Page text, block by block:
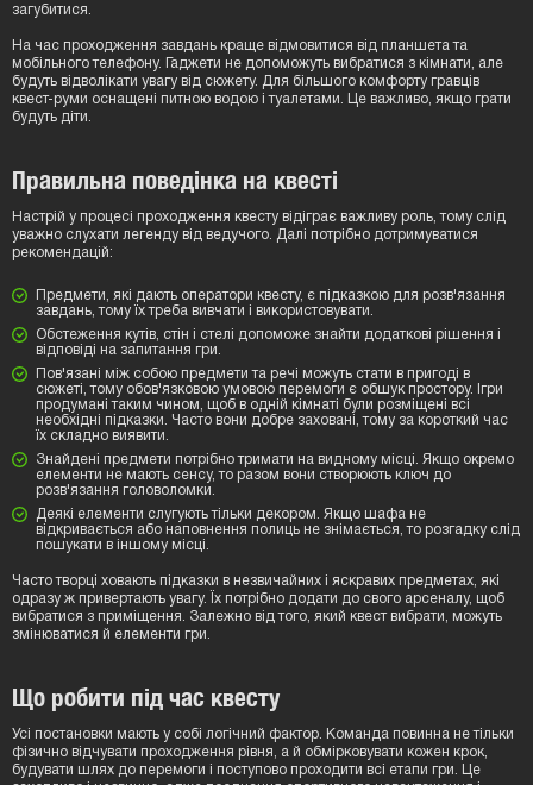
загубитися.
На час проходження завдань краще відмовитися від планшета та
мобільного телефону. Гаджети не допоможуть вибратися з кімнати, але
будуть відволікати увагу від сюжету. Для більшого комфорту гравців
квест-руми оснащені питною водою і туалетами. Це важливо, якщо грати
будуть діти.
Правильна поведінка на квесті
Настрій у процесі проходження квесту відіграє важливу роль, тому слід
уважно слухати легенду від ведучого. Далі потрібно дотримуватися
рекомендацій:
Предмети, які дають оператори квесту, є підказкою для розв'язання
завдань, тому їх треба вивчати і використовувати.
Обстеження кутів, стін і стелі допоможе знайти додаткові рішення і
відповіді на запитання гри.
Пов'язані між собою предмети та речі можуть стати в пригоді в
сюжеті, тому обов'язковою умовою перемоги є обшук простору. Ігри
продумані таким чином, щоб в одній кімнаті були розміщені всі
необхідні підказки. Часто вони добре заховані, тому за короткий час
їх складно виявити.
Знайдені предмети потрібно тримати на видному місці. Якщо окремо
елементи не мають сенсу, то разом вони створюють ключ до
розв'язання головоломки.
Деякі елементи слугують тільки декором. Якщо шафа не
відкривається або наповнення полиць не знімається, то розгадку слід
пошукати в іншому місці.
Часто творці ховають підказки в незвичайних і яскравих предметах, які
одразу ж привертають увагу. Їх потрібно додати до свого арсеналу, щоб
вибратися з приміщення. Залежно від того, який квест вибрати, можуть
змінюватися й елементи гри.
Що робити під час квесту
Усі постановки мають у собі логічний фактор. Команда повинна не тільки
фізично відчувати проходження рівня, а й обмірковувати кожен крок,
будувати шлях до перемоги і поступово проходити всі етапи гри. Це